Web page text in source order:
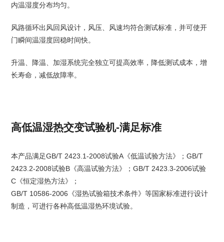
内温湿度分布均匀。
风路循环出风回风设计，风压、风速均符合测试标准，并可使开
门瞬间温湿度回稳时间快。
升温、降温、加湿系统完全独立可提高效率，降低测试成本，增
长寿命，减低故障率。
高低温湿热交变试验机-满足标准
本产品满足GB/T 2423.1-2008试验A《低温试验方法》；GB/T
2423.2-2008试验B《高温试验方法》；GB/T 2423.3-2006试验
C《恒定湿热方法》；
GB/T 10586-2006《湿热试验箱技术条件》等国家标准进行设计
制造，可进行各种高低温湿热环境试验。